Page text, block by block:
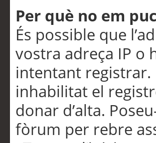
Per què no em
És possible que
vostra adreça IP o
intentant registrar.
inhabilitat el
donar d’alta.
fòrum per rebre